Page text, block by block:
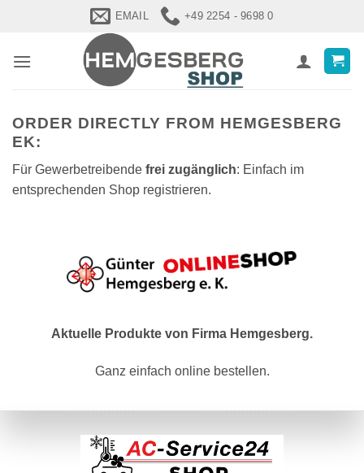
EMAIL +49 2254 - 9698 0
ORDER DIRECTLY FROM HEMGESBERG
EK:
Für Gewerbetreibende frei zugänglich: Einfach im
entsprechenden Shop registrieren.
Aktuelle Produkte von Firma Hemgesberg.
Ganz einfach online bestellen.